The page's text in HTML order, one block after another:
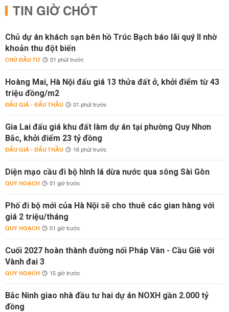
TIN GIỜ CHÓT
Chủ dự án khách sạn bên hồ Trúc Bạch báo lãi quý II nhờ
khoản thu đột biến
CHỦ ĐẦU TƯ 01 phút trước
Hoàng Mai, Hà Nội đấu giá 13 thửa đất ở, khởi điểm từ 43
triệu đồng/m2
ĐẤU GIÁ - ĐẤU THẦU 01 phút trước
Gia Lai đấu giá khu đất làm dự án tại phường Quy Nhơn
Bắc, khởi điểm 23 tỷ đồng
ĐẤU GIÁ - ĐẤU THẦU 16 phút trước
Diện mạo cầu đi bộ hình lá dừa nước qua sông Sài Gòn
QUY HOẠCH 01 giờ trước
Phố đi bộ mới của Hà Nội sẽ cho thuê các gian hàng với
giá 2 triệu/tháng
QUY HOẠCH 01 giờ trước
Cuối 2027 hoàn thành đường nối Pháp Vân - Cầu Giẽ với
Vành đai 3
QUY HOẠCH 15 giờ trước
Bắc Ninh giao nhà đầu tư hai dự án NOXH gần 2.000 tỷ
đồng